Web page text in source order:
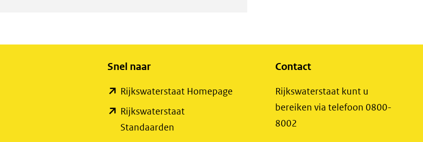
Snel naar
Rijkswaterstaat Homepage
Rijkswaterstaat
Standaarden
Contact
Rijkswaterstaat kunt u
bereiken via telefoon 0800-
8002